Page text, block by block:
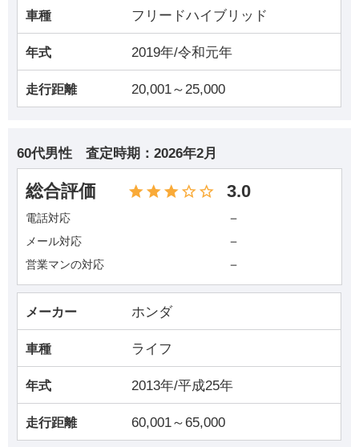
車種 フリードハイブリッド
年式 2019年/令和元年
走行距離 20,001～25,000
60代男性 査定時期： 2026年2月
総合評価 3.0
電話対応 －
メール対応 －
営業マンの対応 －
メーカー ホンダ
車種 ライフ
年式 2013年/平成25年
走行距離 60,001～65,000